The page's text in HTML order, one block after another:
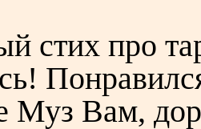
стих про
Муз Вам,